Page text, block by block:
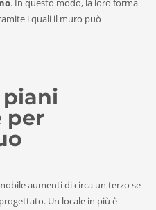
. In questo modo, la loro forma
i quali il muro può
per
aumenti di circa un terzo se
Un locale in più è